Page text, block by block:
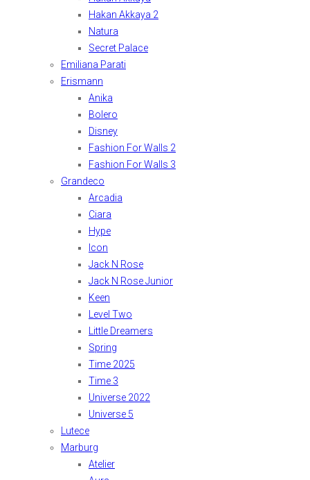
Hakan Akkaya 2
Natura
Secret Palace
Emiliana Parati
Erismann
Anika
Bolero
Disney
Fashion For Walls 2
Fashion For Walls 3
Grandeco
Arcadia
Ciara
Hype
Icon
Jack N Rose
Jack N Rose Junior
Keen
Level Two
Little Dreamers
Spring
Time 2025
Time 3
Universe 2022
Universe 5
Lutece
Marburg
Atelier